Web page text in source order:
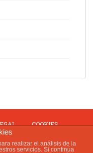
COOKIES
Y VENTA
realizar el análisis de la
servicios. Si continúa